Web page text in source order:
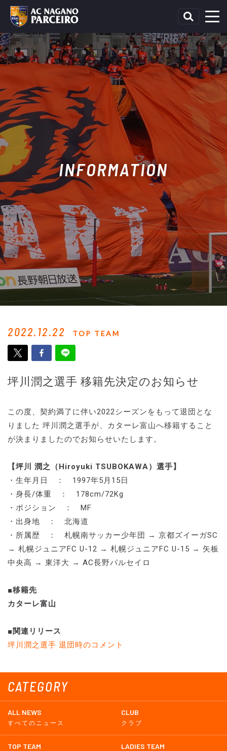
INFORMATION
CATEGORY
ALL NEWS
すべてのニュース
CLUB
クラブ
TOP TEAM LADIES TEAM
2022.12.22 TOP TEAM
坪川潤之選手 移籍先決定のお知らせ
この度、契約満了に伴い2022シーズンをもって退団とな
りました 坪川潤之選手が、カターレ富山へ移籍すること
が決まりましたのでお知らせいたします。
【坪川 潤之（Hiroyuki TSUBOKAWA）選手】
・生年月日 ： 1997年5月15日
・身長/体重 ： 178cm/72Kg
・ポジション ： MF
・出身地 ： 北海道
・所属歴 ： 札幌南サッカー少年団 → 京都ズイーガSC
→ 札幌ジュニアFC U-12 → 札幌ジュニアFC U-15 → 矢板
中央高 → 東洋大 → AC長野パルセイロ
■移籍先
カターレ富山
■関連リリース
坪川潤之選手 退団時のコメント